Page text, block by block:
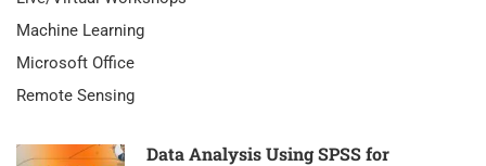
Machine Learning
Microsoft Office
Remote Sensing
Data Analysis Using SPSS for